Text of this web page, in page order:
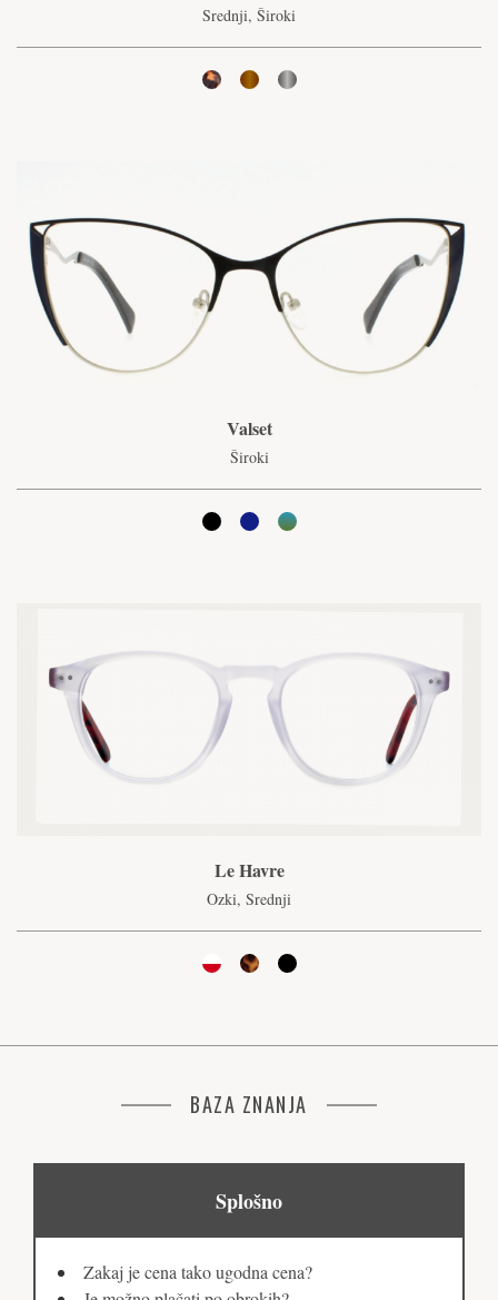
Srednji, Široki
Valset
Široki
Le Havre
Ozki, Srednji
BAZA ZNANJA
Splošno
Zakaj je cena tako ugodna cena?